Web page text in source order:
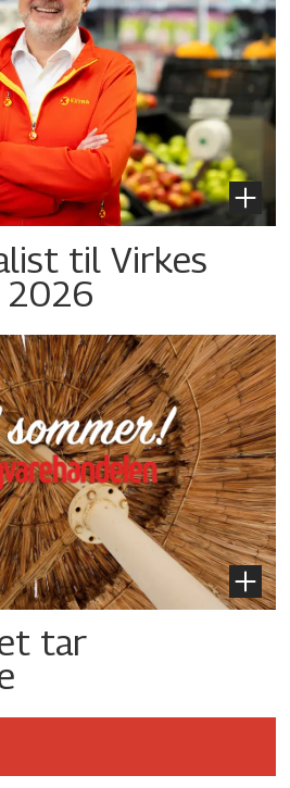
til Virkes
2026
tar